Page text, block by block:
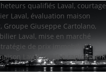
qualifiés Laval, courtage
Laval, évaluation maison
, Groupe Giuseppe Cartolano,
Laval, mise en marché
de prix immobilier,
Laval,vendre rapidement